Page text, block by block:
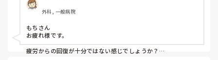
外科, 一般病院
もちさん
お疲れ様です。
疲労からの回復が十分ではない感じでしょうか？